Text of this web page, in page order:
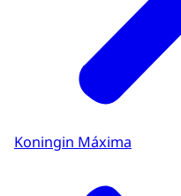
Koningin Máxima